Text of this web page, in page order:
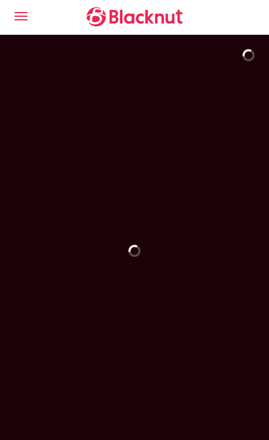
Découvrez l'expérience Blacknut Cloud Gaming